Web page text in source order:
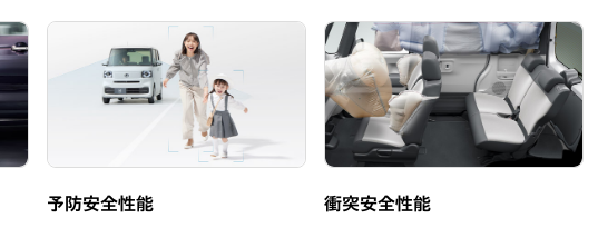
予防安全性能
衝突安全性能